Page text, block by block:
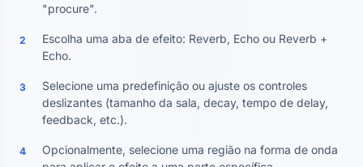
"procure".
2
Escolha uma aba de efeito: Reverb, Echo ou Reverb +
Echo.
3
Selecione uma predefinição ou ajuste os controles
deslizantes (tamanho da sala, decay, tempo de delay,
feedback, etc.).
4
Opcionalmente, selecione uma região na forma de onda